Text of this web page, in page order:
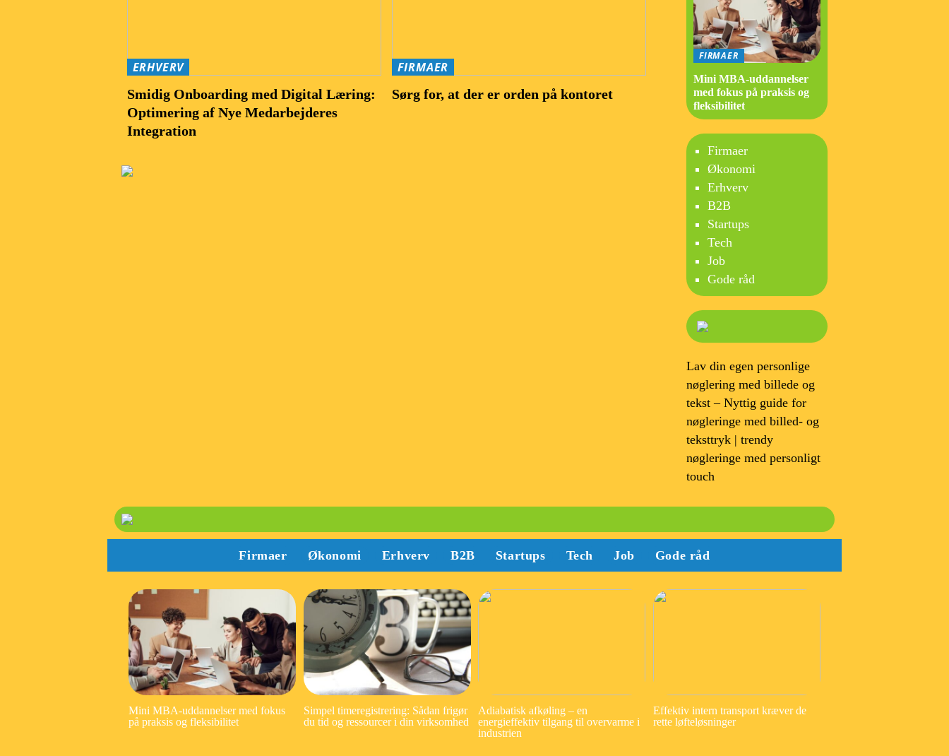
ERHVERV
Smidig Onboarding med Digital Læring:
Optimering af Nye Medarbejderes
Integration
FIRMAER
Sørg for, at der er orden på kontoret
FIRMAER
Mini MBA-uddannelser
med fokus på praksis og
fleksibilitet
Firmaer
Økonomi
Erhverv
B2B
Startups
Tech
Job
Gode råd
Lav din egen personlige
nøglering med billede og
tekst – Nyttig guide for
nøgleringe med billed- og
teksttryk | trendy
nøgleringe med personligt
touch
Firmaer Økonomi Erhverv B2B Startups Tech Job Gode råd
Mini MBA-uddannelser med fokus
på praksis og fleksibilitet
Simpel timeregistrering: Sådan frigør
du tid og ressourcer i din virksomhed
Adiabatisk afkøling – en
energieffektiv tilgang til overvarme i
industrien
Effektiv intern transport kræver de
rette løfteløsninger